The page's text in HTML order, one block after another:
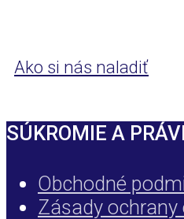
Ako si nás naladiť
SÚKROMIE A
Obchodné
Zásady